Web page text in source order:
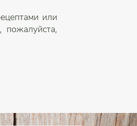
или
пожалуйста,